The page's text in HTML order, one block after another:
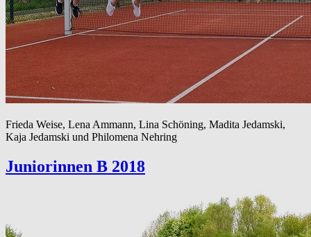
Frieda Weise, Lena Ammann, Lina Schöning, Madita Jedamski,
Kaja Jedamski und Philomena Nehring
Juniorinnen B 2018